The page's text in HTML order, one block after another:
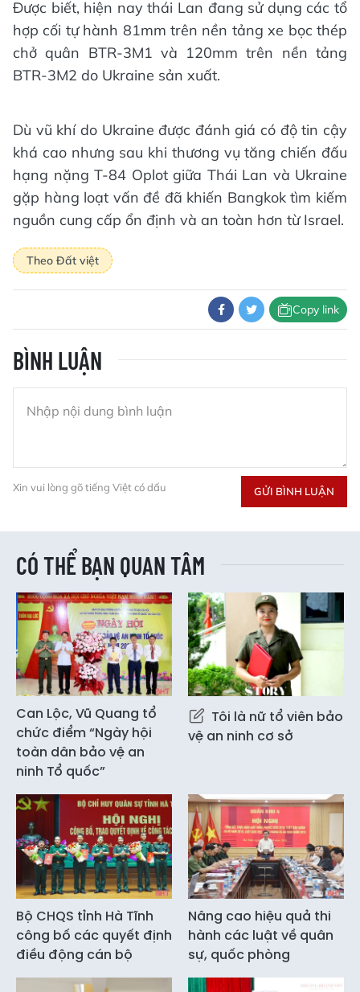
Được biết, hiện nay thái Lan đang sử dụng các tổ
hợp cối tự hành 81mm trên nền tảng xe bọc thép
chở quân BTR-3M1 và 120mm trên nền tảng
BTR-3M2 do Ukraine sản xuất.
Dù vũ khí do Ukraine được đánh giá có độ tin cậy
khá cao nhưng sau khi thương vụ tăng chiến đấu
hạng nặng T-84 Oplot giữa Thái Lan và Ukraine
gặp hàng loạt vấn đề đã khiến Bangkok tìm kiếm
nguồn cung cấp ổn định và an toàn hơn từ Israel.
Theo Đất việt
Copy link
BÌNH LUẬN
Xin vui lòng gõ tiếng Việt có dấu GỬI BÌNH LUẬN
CÓ THỂ BẠN QUAN TÂM
Can Lộc, Vũ Quang tổ
chức điểm “Ngày hội
toàn dân bảo vệ an
ninh Tổ quốc”
Tôi là nữ tổ viên bảo
vệ an ninh cơ sở
Bộ CHQS tỉnh Hà Tĩnh
công bố các quyết định
điều động cán bộ
Nâng cao hiệu quả thi
hành các luật về quân
sự, quốc phòng